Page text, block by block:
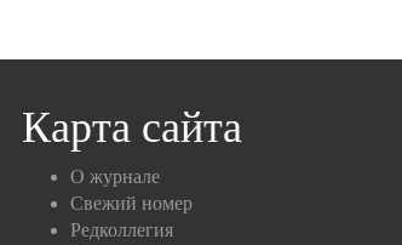
Карта сайта
О журнале
Свежий номер
Редколлегия